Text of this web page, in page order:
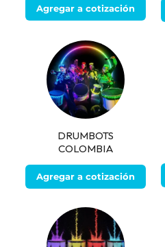
Agregar a cotización
DRUMBOTS
COLOMBIA
Agregar a cotización